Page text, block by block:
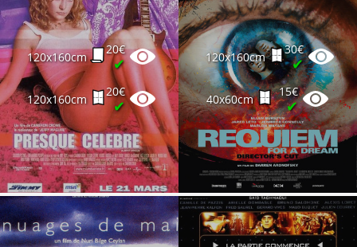
120x160cm
20€
✔
120x160cm
20€
✔
120x160cm
30€
✔
40x60cm
15€
✔